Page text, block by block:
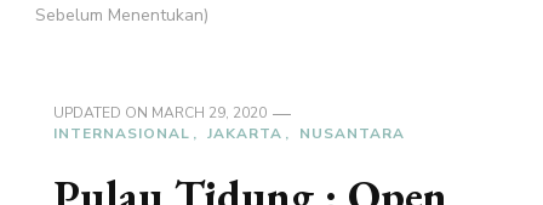
Sebelum Menentukan)
UPDATED ON MARCH 29, 2020
INTERNASIONAL
JAKARTA NUSANTARA